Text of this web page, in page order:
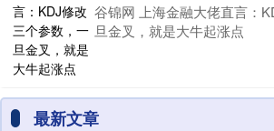
谷锦网 上海金融大佬直言：
旦金叉，就是大牛起涨点
最新文章